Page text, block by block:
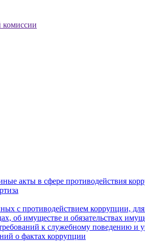
комиссии
акты в сфере противодействия
с противодействием коррупции,
об имуществе и обязательствах
к служебному поведению и
о фактах коррупции